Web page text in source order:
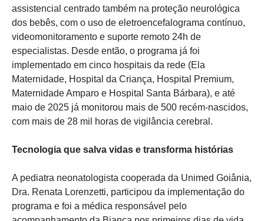
assistencial centrado também na proteção neurológica
dos bebês, com o uso de eletroencefalograma contínuo,
videomonitoramento e suporte remoto 24h de
especialistas. Desde então, o programa já foi
implementado em cinco hospitais da rede (Ela
Maternidade, Hospital da Criança, Hospital Premium,
Maternidade Amparo e Hospital Santa Bárbara), e até
maio de 2025 já monitorou mais de 500 recém-nascidos,
com mais de 28 mil horas de vigilância cerebral.
Tecnologia que salva vidas e transforma histórias
A pediatra neonatologista cooperada da Unimed Goiânia,
Dra. Renata Lorenzetti, participou da implementação do
programa e foi a médica responsável pelo